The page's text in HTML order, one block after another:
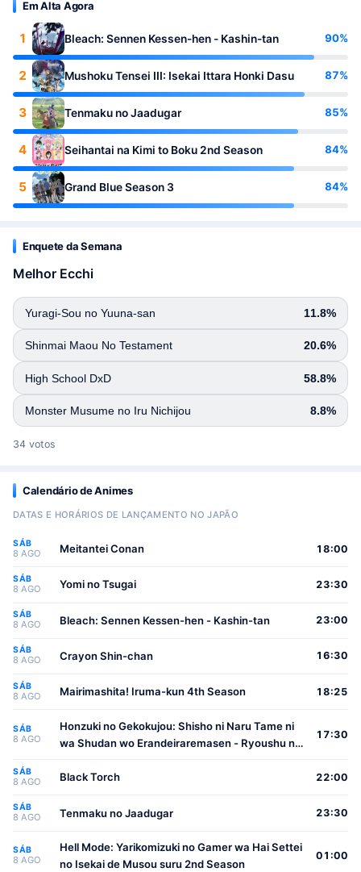
Em Alta Agora
1 Bleach: Sennen Kessen-hen - Kashin-tan 90%
2 Mushoku Tensei III: Isekai Ittara Honki Dasu 87%
3 Tenmaku no Jaadugar 85%
4 Seihantai na Kimi to Boku 2nd Season 84%
5 Grand Blue Season 3 84%
Enquete da Semana
Melhor Ecchi
Yuragi-Sou no Yuuna-san 11.8%
Shinmai Maou No Testament 20.6%
High School DxD 58.8%
Monster Musume no Iru Nichijou 8.8%
34 votos
Calendário de Animes
DATAS E HORÁRIOS DE LANÇAMENTO NO JAPÃO
SÁB
8 AGO Meitantei Conan 18:00
SÁB
8 AGO Yomi no Tsugai 23:30
SÁB
8 AGO Bleach: Sennen Kessen-hen - Kashin-tan 23:00
SÁB
8 AGO Crayon Shin-chan 16:30
SÁB
8 AGO Mairimashita! Iruma-kun 4th Season 18:25
SÁB
8 AGO
Honzuki no Gekokujou: Shisho ni Naru Tame ni
wa Shudan wo Erandeiraremasen - Ryoushu no
17:30
SÁB
8 AGO Black Torch 22:00
SÁB
8 AGO Tenmaku no Jaadugar 23:30
SÁB
8 AGO
Hell Mode: Yarikomizuki no Gamer wa Hai Settei
no Isekai de Musou suru 2nd Season
01:00